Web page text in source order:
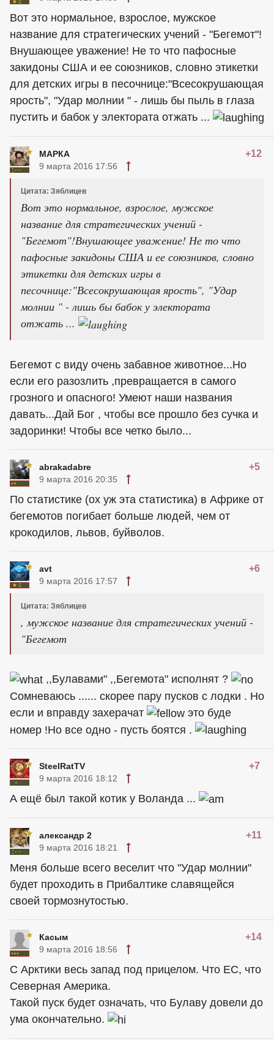
Вот это нормальное, взрослое, мужское
название для стратегических учений - "Бегемот"!
Внушающее уважение! Не то что пафосные
закидоны США и ее союзников, словно этикетки
для детских игры в песочнице:"Всесокрушающая
ярость", "Удар молнии " - лишь бы пыль в глаза
пустить и бабок у электората отжать ...
МАРКА +12
9 марта 2016 17:56
Цитата: Зяблицев
Вот это нормальное, взрослое, мужское
название для стратегических учений -
"Бегемот"!Внушающее уважение! Не то что
пафосные закидоны США и ее союзников, словно
этикетки для детских игры в
песочнице:"Всесокрушающая ярость", "Удар
молнии " - лишь бы бабок у электората
отжать ...
Бегемот с виду очень забавное животное...Но
если его разозлить ,превращается в самого
грозного и опасного! Умеют наши названия
давать...Дай Бог , чтобы все прошло без сучка и
задоринки! Чтобы все четко было...
abrakadabre +5
9 марта 2016 20:35
По статистике (ох уж эта статистика) в Африке от
бегемотов погибает больше людей, чем от
крокодилов, львов, буйволов.
avt +6
9 марта 2016 17:57
Цитата: Зяблицев
, мужское название для стратегических учений -
"Бегемот
,,Булавами" ,,Бегемота" исполнят ?
Сомневаюсь ...... скорее пару пусков с лодки . Но
если и вправду захерачат
это буде
номер !Но все одно - пусть боятся .
SteelRatTV +7
9 марта 2016 18:12
А ещё был такой котик у Воланда ...
александр 2 +11
9 марта 2016 18:21
Меня больше всего веселит что "Удар молнии"
будет проходить в Прибалтике славящейся
своей тормознутостью.
Касым +14
9 марта 2016 18:56
С Арктики весь запад под прицелом. Что ЕС, что
Северная Америка.
Такой пуск будет означать, что Булаву довели до
ума окончательно.